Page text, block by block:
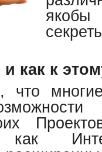
как к
что